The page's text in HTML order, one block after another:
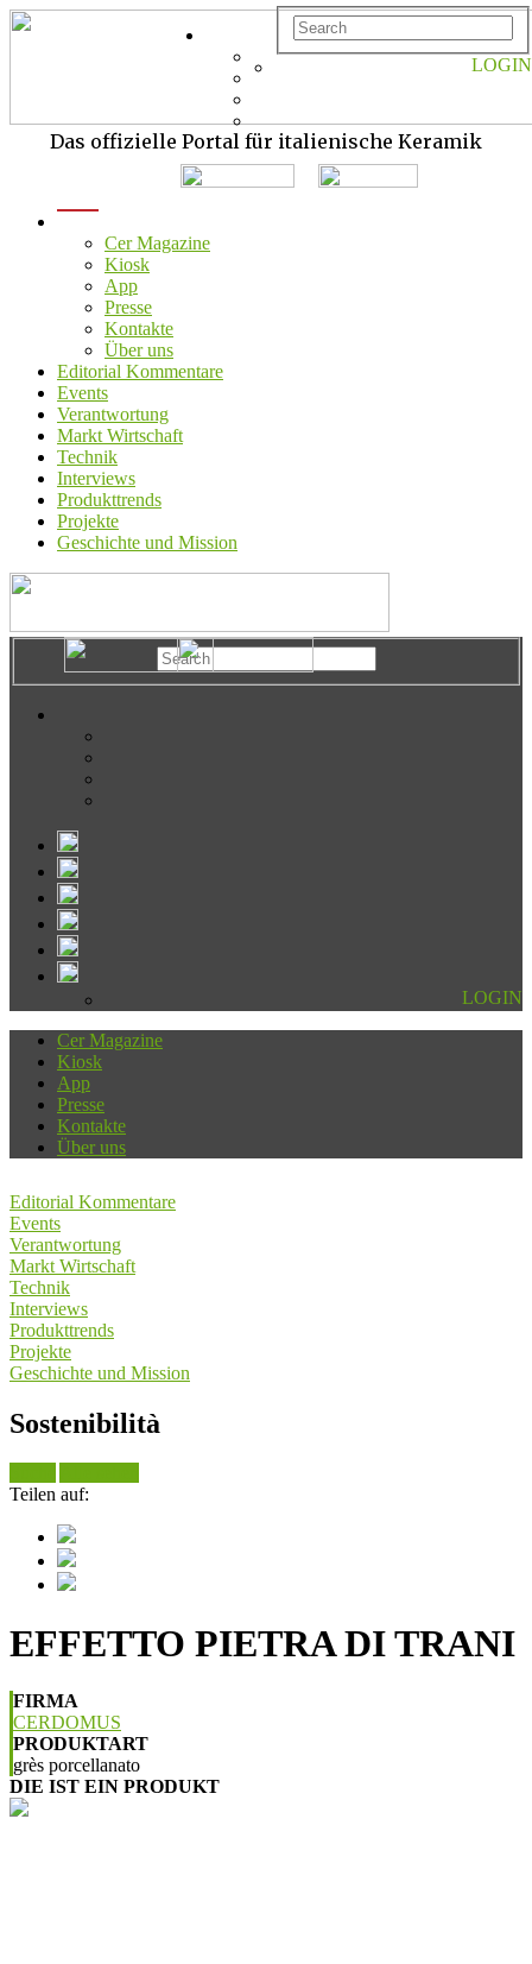
Das offizielle Portal für italienische Keramik
Cer Magazine
Kiosk
App
Presse
Kontakte
Über uns
Editorial Kommentare
Events
Verantwortung
Markt Wirtschaft
Technik
Interviews
Produkttrends
Projekte
Geschichte und Mission
LOGIN
LOGIN
Cer Magazine
Kiosk
App
Presse
Kontakte
Über uns
Editorial Kommentare
Events
Verantwortung
Markt Wirtschaft
Technik
Interviews
Produkttrends
Projekte
Geschichte und Mission
Sostenibilità
Teilen auf:
EFFETTO PIETRA DI TRANI
FIRMA
CERDOMUS
PRODUKTART
grès porcellanato
DIE IST EIN PRODUKT